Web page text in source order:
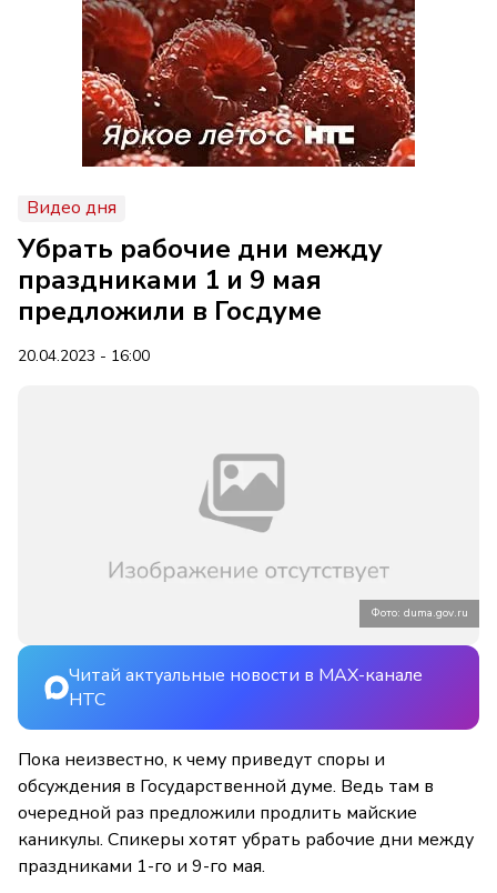
Видео дня
Убрать рабочие дни между
праздниками 1 и 9 мая
предложили в Госдуме
20.04.2023 - 16:00
Фото: duma.gov.ru
Читай актуальные новости в MAX-канале
НТС
Пока неизвестно, к чему приведут споры и
обсуждения в Государственной думе. Ведь там в
очередной раз предложили продлить майские
каникулы. Спикеры хотят убрать рабочие дни между
праздниками 1-го и 9-го мая.